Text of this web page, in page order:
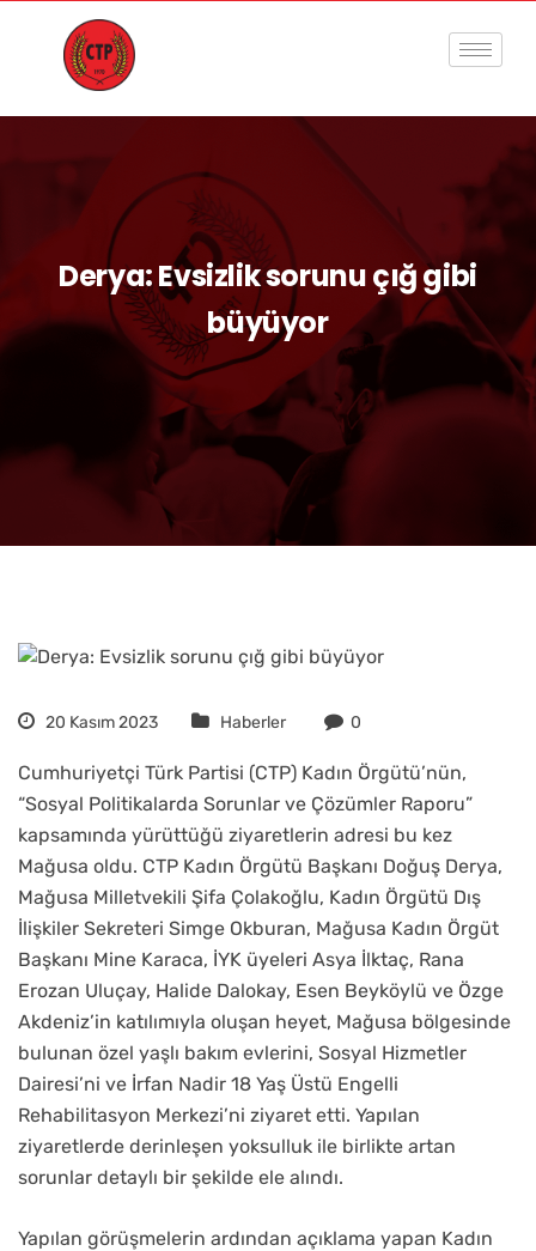
Derya: Evsizlik sorunu çığ gibi
büyüyor
20 Kasım 2023 Haberler 0
Cumhuriyetçi Türk Partisi (CTP) Kadın Örgütü’nün,
“Sosyal Politikalarda Sorunlar ve Çözümler Raporu”
kapsamında yürüttüğü ziyaretlerin adresi bu kez
Mağusa oldu. CTP Kadın Örgütü Başkanı Doğuş Derya,
Mağusa Milletvekili Şifa Çolakoğlu, Kadın Örgütü Dış
İlişkiler Sekreteri Simge Okburan, Mağusa Kadın Örgüt
Başkanı Mine Karaca, İYK üyeleri Asya İlktaç, Rana
Erozan Uluçay, Halide Dalokay, Esen Beyköylü ve Özge
Akdeniz’in katılımıyla oluşan heyet, Mağusa bölgesinde
bulunan özel yaşlı bakım evlerini, Sosyal Hizmetler
Dairesi’ni ve İrfan Nadir 18 Yaş Üstü Engelli
Rehabilitasyon Merkezi’ni ziyaret etti. Yapılan
ziyaretlerde derinleşen yoksulluk ile birlikte artan
sorunlar detaylı bir şekilde ele alındı.
Yapılan görüşmelerin ardından açıklama yapan Kadın